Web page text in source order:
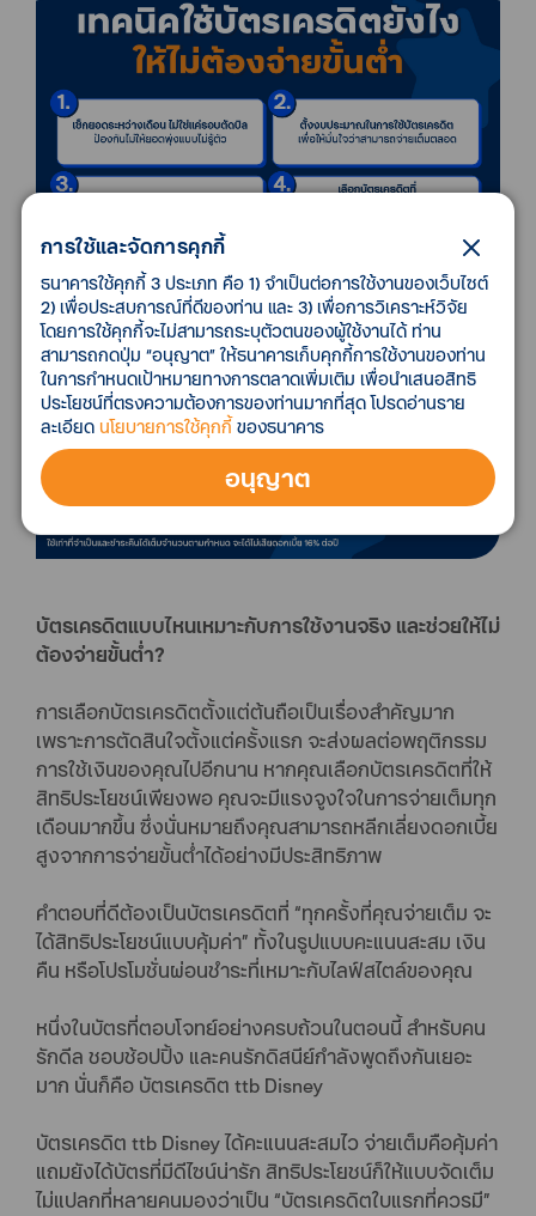
บัตรเครดิตแบบไหนเหมาะกับการใช้งานจริง และช่วยให้ไม่
ต้องจ่ายขั้นต่ำ?
การเลือกบัตรเครดิตตั้งแต่ต้นถือเป็นเรื่องสำคัญมาก
เพราะการตัดสินใจตั้งแต่ครั้งแรก จะส่งผลต่อพฤติกรรม
การใช้เงินของคุณไปอีกนาน หากคุณเลือกบัตรเครดิตที่ให้
สิทธิประโยชน์เพียงพอ คุณจะมีแรงจูงใจในการจ่ายเต็มทุก
เดือนมากขึ้น ซึ่งนั่นหมายถึงคุณสามารถหลีกเลี่ยงดอกเบี้ย
สูงจากการจ่ายขั้นต่ำได้อย่างมีประสิทธิภาพ
คำตอบที่ดีต้องเป็นบัตรเครดิตที่ “ทุกครั้งที่คุณจ่ายเต็ม จะ
ได้สิทธิประโยชน์แบบคุ้มค่า” ทั้งในรูปแบบคะแนนสะสม เงิน
คืน หรือโปรโมชั่นผ่อนชำระที่เหมาะกับไลฟ์สไตล์ของคุณ
หนึ่งในบัตรที่ตอบโจทย์อย่างครบถ้วนในตอนนี้ สำหรับคน
รักดีล ชอบช้อปปิ้ง และคนรักดิสนีย์กำลังพูดถึงกันเยอะ
มาก นั่นก็คือ บัตรเครดิต ttb Disney
บัตรเครดิต ttb Disney ได้คะแนนสะสมไว จ่ายเต็มคือคุ้มค่า
แถมยังได้บัตรที่มีดีไซน์น่ารัก สิทธิประโยชน์ก็ให้แบบจัดเต็ม
ไม่แปลกที่หลายคนมองว่าเป็น “บัตรเครดิตใบแรกที่ควรมี”
การใช้และจัดการคุกกี้
ธนาคารใช้คุกกี้ 3 ประเภท คือ 1) จำเป็นต่อการใช้งานของเว็บไซต์
2) เพื่อประสบการณ์ที่ดีของท่าน และ 3) เพื่อการวิเคราะห์วิจัย
โดยการใช้คุกกี้จะไม่สามารถระบุตัวตนของผู้ใช้งานได้ ท่าน
สามารถกดปุ่ม “อนุญาต” ให้ธนาคารเก็บคุกกี้การใช้งานของท่าน
ในการกำหนดเป้าหมายทางการตลาดเพิ่มเติม เพื่อนำเสนอสิทธิ
ประโยชน์ที่ตรงความต้องการของท่านมากที่สุด โปรดอ่านราย
ละเอียด นโยบายการใช้คุกกี้ ของธนาคาร
อนุญาต